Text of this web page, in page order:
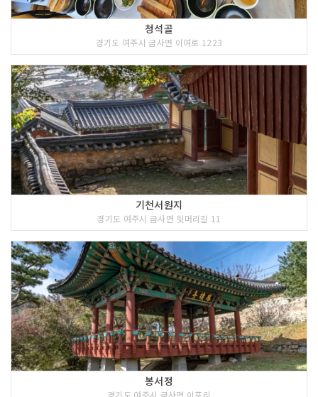
청석골
경기도 여주시 금사면 이여로 1223
기천서원지
경기도 여주시 금사면 뒷머리길 11
봉서정